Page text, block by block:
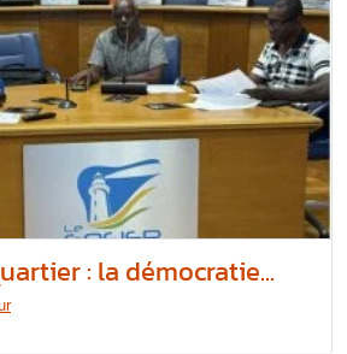
: la démocratie...